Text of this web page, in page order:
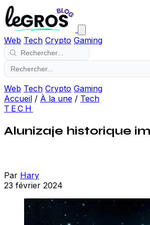
Web Tech Crypto Gaming
Web Tech Crypto Gaming
Accueil / À la une / Tech
TECH
Alunizaje historique
Par Hary
23 février 2024